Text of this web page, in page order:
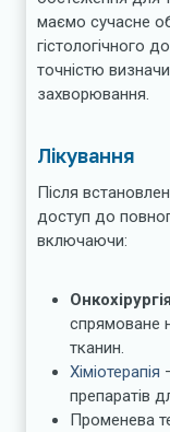
маємо сучасне
гістологічного
точністю
захворювання.
Лікування
Після
доступ до
включаючи:
Онкохірургія
спрямоване
тканин.
Хіміотерапія
препаратів
Променева